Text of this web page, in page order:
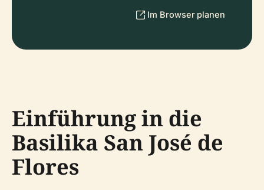
Im Browser planen
Einführung in die
Basilika San José de
Flores